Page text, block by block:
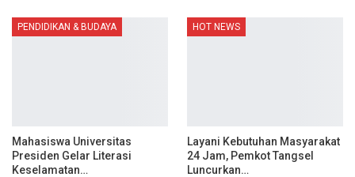
PENDIDIKAN & BUDAYA
Mahasiswa Universitas
Presiden Gelar Literasi
Keselamatan…
HOT NEWS
Layani Kebutuhan Masyarakat
24 Jam, Pemkot Tangsel
Luncurkan…